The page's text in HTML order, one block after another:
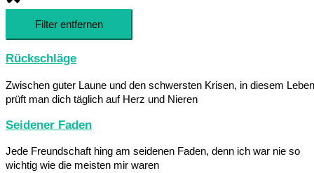
Filter entfernen
Rückschläge
Zwischen guter Laune und den schwersten Krisen, in diesem Leben
prüft man dich täglich auf Herz und Nieren
Seidener Faden
Jede Freundschaft hing am seidenen Faden, denn ich war nie so
wichtig wie die meisten mir waren